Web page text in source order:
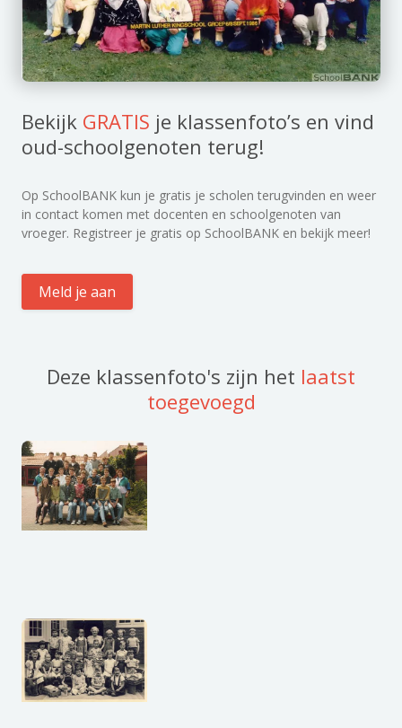
Bekijk GRATIS je klassenfoto’s en vind
oud-schoolgenoten terug!
Op SchoolBANK kun je gratis je scholen terugvinden en weer
in contact komen met docenten en schoolgenoten van
vroeger. Registreer je gratis op SchoolBANK en bekijk meer!
Meld je aan
Deze klassenfoto's zijn het laatst
toegevoegd